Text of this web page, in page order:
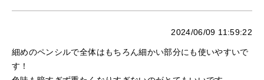
2024/06/09 11:59:22
細めのペンシルで全体はもちろん細かい部分にも使いやすいで
す！